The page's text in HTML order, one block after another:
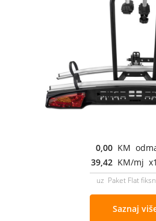
0,00 KM
39,42 KM/mj
uz Paket Flat
Saznaj